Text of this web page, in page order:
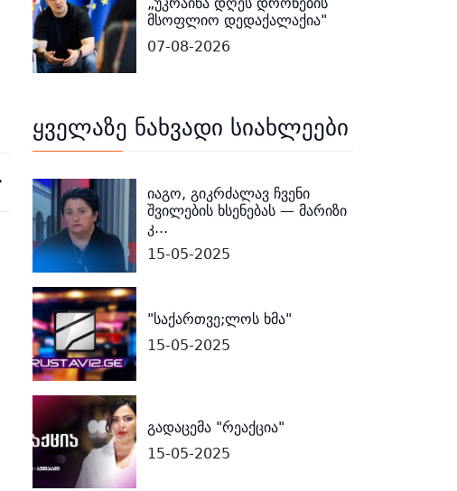
მსოფლიო დედაქალაქია"
07-08-2026
ყველაზე ნახვადი სიახლეები
იაგო, გიკრძალავ ჩვენი
შვილების ხსენებას — მარიზი
კ...
15-05-2025
"საქართვე;ლოს ხმა"
15-05-2025
გადაცემა "რეაქცია"
15-05-2025